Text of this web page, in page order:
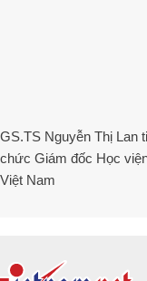
GS.TS Nguyễn Thị Lan
chức Giám đốc Học
Việt Nam